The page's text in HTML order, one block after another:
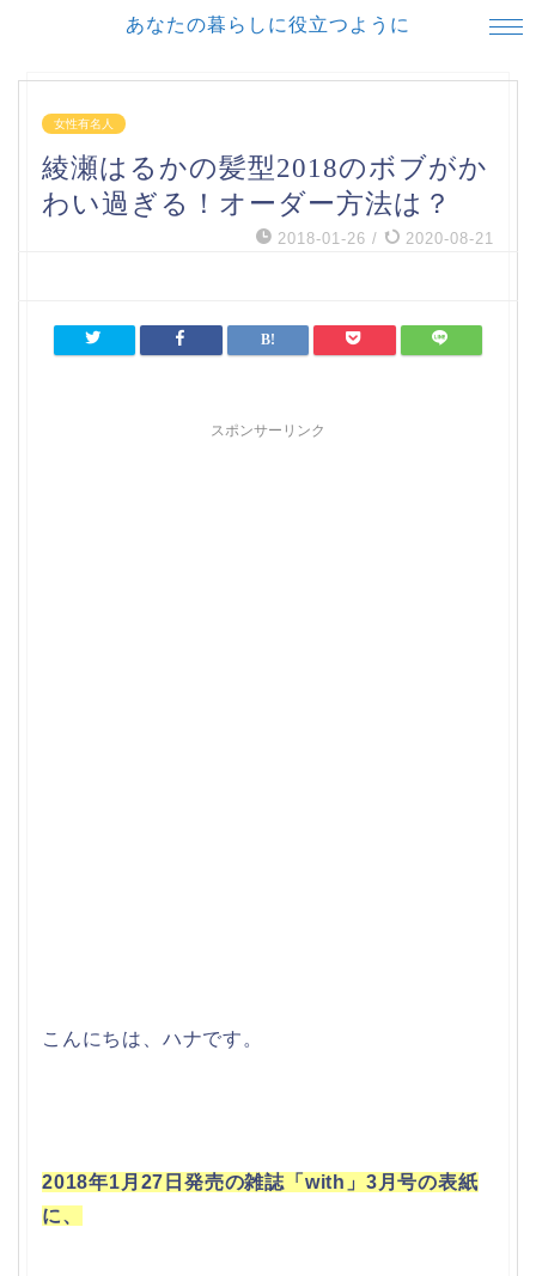
あなたの暮らしに役立つように
女性有名人
綾瀬はるかの髪型2018のボブがか
わい過ぎる！オーダー方法は？
2018-01-26 / 2020-08-21
スポンサーリンク
こんにちは、ハナです。
2018年1月27日発売の雑誌「with」3月号の表紙
に、